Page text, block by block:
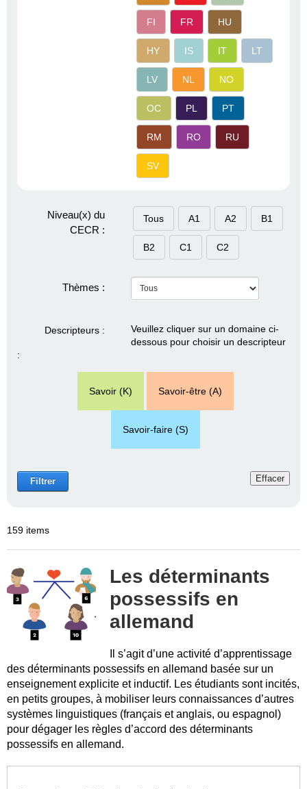
FI FR HU
HY IS IT LT
LV NL NO
OC PL PT
RM RO RU
SV
Niveau(x) du
CECR :
Tous A1 A2 B1
B2 C1 C2
Thèmes :
Descripteurs :
Veuillez cliquer sur un domaine ci-
dessous pour choisir un descripteur
:
Savoir (K) Savoir-être (A)
Savoir-faire (S)
Filtrer Effacer
159 items
Les déterminants
possessifs en
allemand
Il s’agit d’une activité d’apprentissage
des déterminants possessifs en allemand basée sur un
enseignement explicite et inductif. Les étudiants sont incités,
en petits groupes, à mobiliser leurs connaissances d’autres
systèmes linguistiques (français et anglais, ou espagnol)
pour dégager les règles d’accord des déterminants
possessifs en allemand.